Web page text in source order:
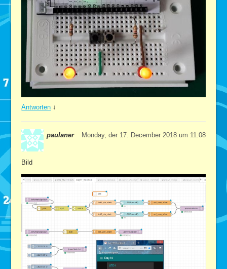
Antworten ↓
paulaner Monday, der 17. December 2018 um 11:08
Bild